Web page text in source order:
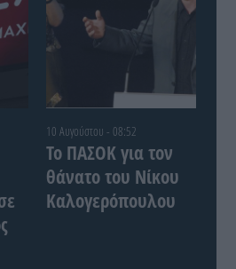
10 Αυγούστου - 08:52
Το ΠΑΣΟΚ για τον
θάνατο του Νίκου
Καλογερόπουλου